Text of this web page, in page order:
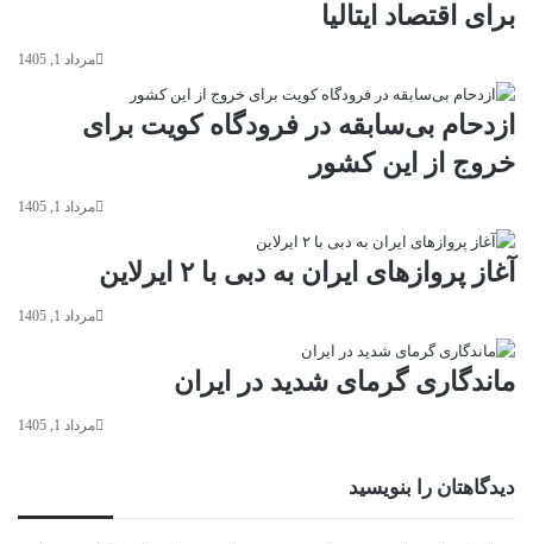
برای اقتصاد ایتالیا
مرداد 1, 1405
ازدحام بی‌سابقه‌ در فرودگاه کویت برای
خروج از این کشور
مرداد 1, 1405
آغاز پروازهای ایران به دبی با ۲ ایرلاین
مرداد 1, 1405
ماندگاری گرمای شدید در ایران
مرداد 1, 1405
دیدگاهتان را بنویسید